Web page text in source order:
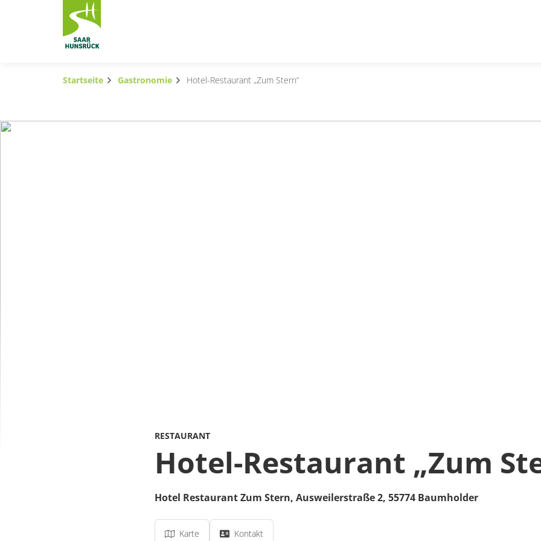
Zum Hauptinhalt springen
Subnavigation umschalten
Startseite Gastronomie Hotel-Restaurant „Zum Stern“
RESTAURANT
Hotel-Restaurant „Zum
Hotel Restaurant Zum Stern, Ausweilerstraße 2, 55774 Baumholder
Karte Kontakt